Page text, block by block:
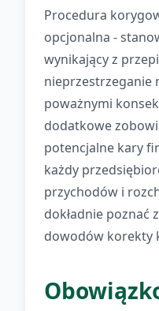
Procedura
opcjonalna -
wynikający z
nieprzestrzeganie
poważnymi
dodatkowe
potencjalne kary
każdy
przychodów i
dokładnie poznać
dowodów korekty